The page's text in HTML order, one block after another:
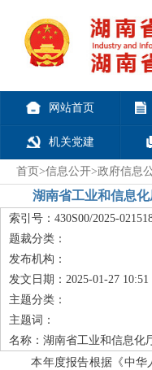
网站首页
机关党建
首页 >信息公开>政府信息
湖南省工业和信息
索引号：430S00/2025-
题裁分类：
发布机构：
发文日期：2025-01-27 10:51
主题分类：
主题词：
名称：湖南省工业和信息化
本年度报告根据《中华